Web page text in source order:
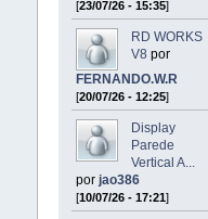
[23/07/26 - 15:35]
RD WORKS
V8 por
FERNANDO.W.R
[20/07/26 - 12:25]
Display
Parede
Vertical A...
por jao386
[10/07/26 - 17:21]